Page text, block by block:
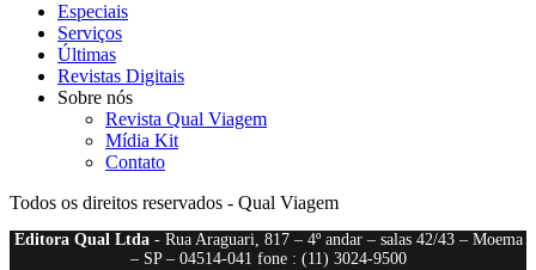
Especiais
Serviços
Últimas
Revistas Digitais
Sobre nós
Revista Qual Viagem
Mídia Kit
Contato
Todos os direitos reservados - Qual Viagem
Editora Qual Ltda- Rua Araguari, 817 – 4º andar – salas 42/43 – Moema
– SP – 04514-041 fone : (11) 3024-9500